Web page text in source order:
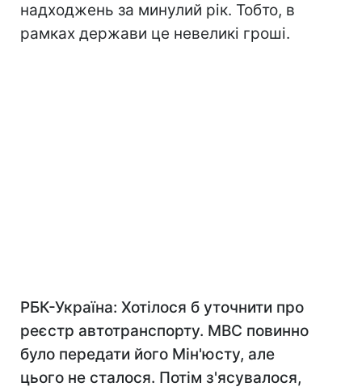
надходжень за минулий рік. Тобто, в
рамках держави це невеликі гроші.
РБК-Україна: Хотілося б уточнити про
реєстр автотранспорту. МВС повинно
було передати його Мін'юсту, але
цього не сталося. Потім з'ясувалося,